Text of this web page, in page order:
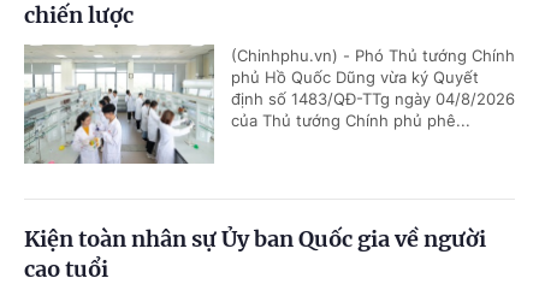
chiến lược
(Chinhphu.vn) - Phó Thủ tướng Chính
phủ Hồ Quốc Dũng vừa ký Quyết
định số 1483/QĐ-TTg ngày 04/8/2026
của Thủ tướng Chính phủ phê...
Kiện toàn nhân sự Ủy ban Quốc gia về người
cao tuổi